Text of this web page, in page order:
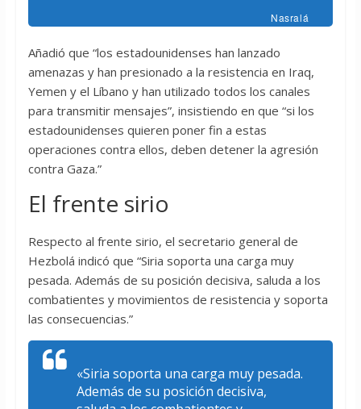
Nasralá
Añadió que “los estadounidenses han lanzado
amenazas y han presionado a la resistencia en Iraq,
Yemen y el Líbano y han utilizado todos los canales
para transmitir mensajes”, insistiendo en que “si los
estadounidenses quieren poner fin a estas
operaciones contra ellos, deben detener la agresión
contra Gaza.”
El frente sirio
Respecto al frente sirio, el secretario general de
Hezbolá indicó que “Siria soporta una carga muy
pesada. Además de su posición decisiva, saluda a los
combatientes y movimientos de resistencia y soporta
las consecuencias.”
«Siria soporta una carga muy pesada.
Además de su posición decisiva,